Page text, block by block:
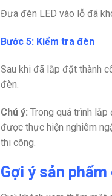
Đưa đèn LED vào lỗ đã
Bước 5: Kiểm tra đèn
Sau khi đã lắp đặt thành
đèn.
Chú ý: Trong quá trình
được thực hiện nghiêm
thi công.
Gợi ý sản